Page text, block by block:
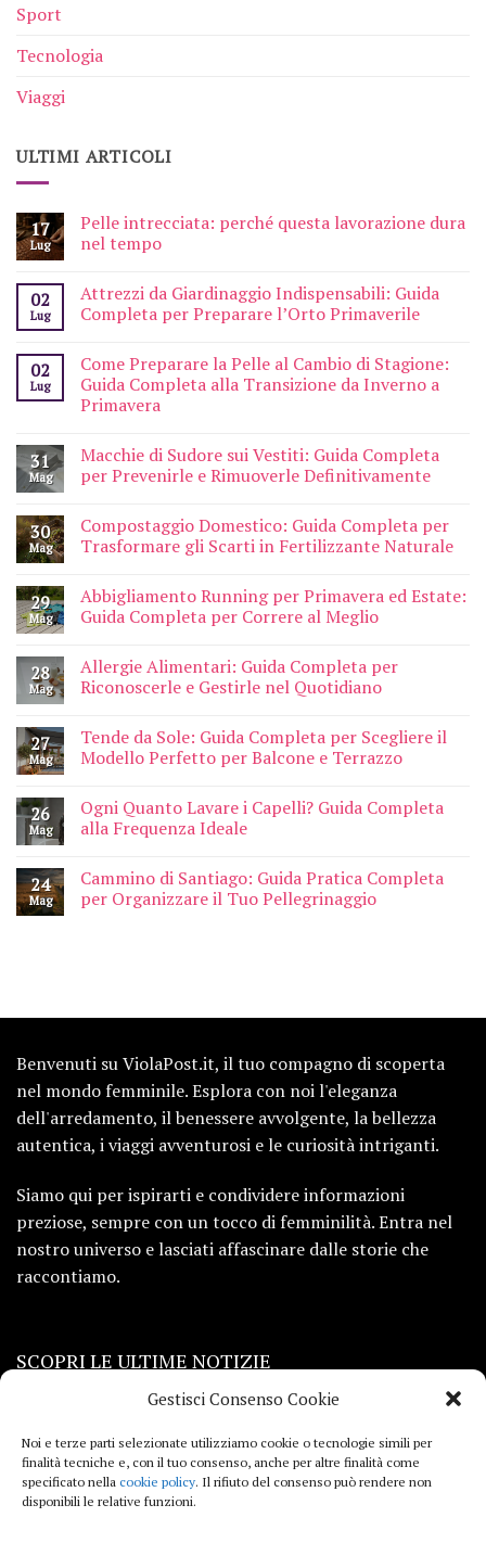
Gestisci Consenso Cookie
Noi e terze parti selezionate utilizziamo cookie o tecnologie simili per
finalità tecniche e, con il tuo consenso, anche per altre finalità come
specificato nella cookie policy. Il rifiuto del consenso può rendere non
disponibili le relative funzioni.
Sport
Tecnologia
Viaggi
ULTIMI ARTICOLI
17
Lug
Pelle intrecciata: perché questa lavorazione dura
nel tempo
02
Lug
Attrezzi da Giardinaggio Indispensabili: Guida
Completa per Preparare l’Orto Primaverile
02
Lug
Come Preparare la Pelle al Cambio di Stagione:
Guida Completa alla Transizione da Inverno a
Primavera
31
Mag
Macchie di Sudore sui Vestiti: Guida Completa
per Prevenirle e Rimuoverle Definitivamente
30
Mag
Compostaggio Domestico: Guida Completa per
Trasformare gli Scarti in Fertilizzante Naturale
29
Mag
Abbigliamento Running per Primavera ed Estate:
Guida Completa per Correre al Meglio
28
Mag
Allergie Alimentari: Guida Completa per
Riconoscerle e Gestirle nel Quotidiano
27
Mag
Tende da Sole: Guida Completa per Scegliere il
Modello Perfetto per Balcone e Terrazzo
26
Mag
Ogni Quanto Lavare i Capelli? Guida Completa
alla Frequenza Ideale
24
Mag
Cammino di Santiago: Guida Pratica Completa
per Organizzare il Tuo Pellegrinaggio
Benvenuti su ViolaPost.it, il tuo compagno di scoperta
nel mondo femminile. Esplora con noi l'eleganza
dell'arredamento, il benessere avvolgente, la bellezza
autentica, i viaggi avventurosi e le curiosità intriganti.
Siamo qui per ispirarti e condividere informazioni
preziose, sempre con un tocco di femminilità. Entra nel
nostro universo e lasciati affascinare dalle storie che
raccontiamo.
SCOPRI LE ULTIME NOTIZIE
Viaggi
Beauty e benessere